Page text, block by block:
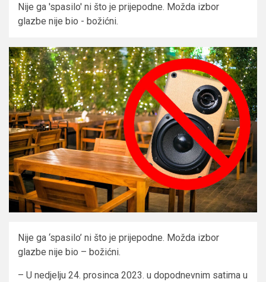
Nije ga 'spasilo' ni što je prijepodne. Možda izbor
glazbe nije bio - božićni.
Nije ga ‘spasilo’ ni što je prijepodne. Možda izbor
glazbe nije bio – božićni.
– U nedjelju 24. prosinca 2023. u dopodnevnim satima u